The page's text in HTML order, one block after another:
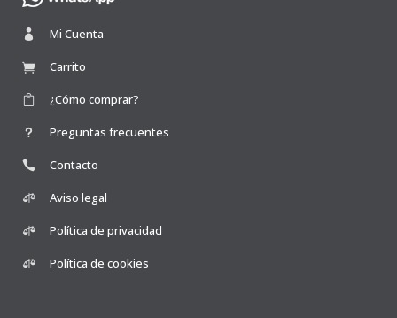
Mi Cuenta
Carrito
¿Cómo comprar?
Preguntas frecuentes
Contacto
Aviso legal
Política de privacidad
Política de cookies